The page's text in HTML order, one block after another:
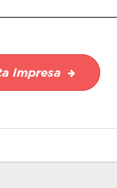
Impresa